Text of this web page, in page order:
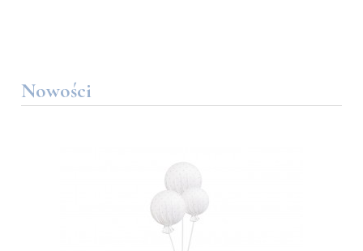
Nowości